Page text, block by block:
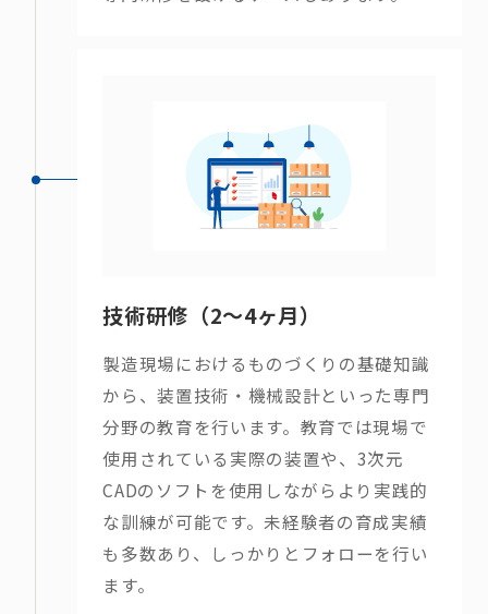
技術研修（2〜4ヶ月）
製造現場におけるものづくりの基礎知識
から、装置技術・機械設計といった専門
分野の教育を行います。教育では現場で
使用されている実際の装置や、3次元
CADのソフトを使用しながらより実践的
な訓練が可能です。未経験者の育成実績
も多数あり、しっかりとフォローを行い
ます。